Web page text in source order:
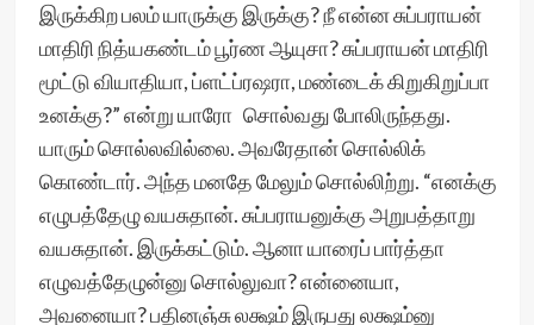
இருக்கிற பலம் யாருக்கு இருக்கு? நீ என்ன சுப்பராயன்
மாதிரி நித்யகண்டம் பூர்ண ஆயுசா? சுப்பராயன் மாதிரி
மூட்டு வியாதியா, ப்ளட்ப்ரஷரா, மண்டைக் கிறுகிறுப்பா
உனக்கு?” என்று யாரோ சொல்வது போலிருந்தது.
யாரும் சொல்லவில்லை. அவரேதான் சொல்லிக்
கொண்டார். அந்த மனதே மேலும் சொல்லிற்று. “எனக்கு
எழுபத்தேழு வயசுதான். சுப்பராயனுக்கு அறுபத்தாறு
வயசுதான். இருக்கட்டும். ஆனா யாரைப் பார்த்தா
எழுவத்தேழுன்னு சொல்லுவா? என்னையா,
அவனையா? பதினஞ்சு லக்ஷம் இருபது லக்ஷம்னு